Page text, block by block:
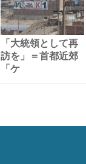
「大統領として再
訪を」＝首都近郊
「ケ